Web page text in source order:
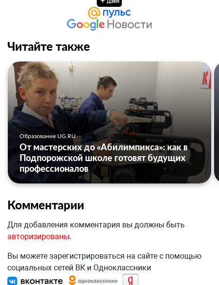
Читайте также
Образование UG.RU
От мастерских до «Абилимпикса»: как в
Подпорожской школе готовят будущих
профессионалов
Комментарии
Для добавления комментария вы должны быть
авторизированы.
Вы можете зарегистрироваться на сайте с помощью
социальных сетей ВК и Одноклассники